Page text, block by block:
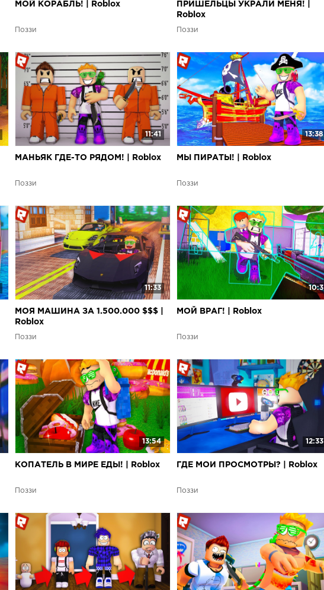
МОЙ КОРАБЛЬ! | Roblox
Поззи
ПРИШЕЛЬЦЫ УКРАЛИ МЕНЯ! |
Roblox
Поззи
11:41
МАНЬЯК ГДЕ-ТО РЯДОМ! | Roblox
Поззи
13:38
МЫ ПИРАТЫ! | Roblox
Поззи
11:33
МОЯ МАШИНА ЗА 1.500.000 $$$ |
Roblox
Поззи
10:3
МОЙ ВРАГ! | Roblox
Поззи
13:54
КОПАТЕЛЬ В МИРЕ ЕДЫ! | Roblox
Поззи
12:33
ГДЕ МОИ ПРОСМОТРЫ? | Roblox
Поззи